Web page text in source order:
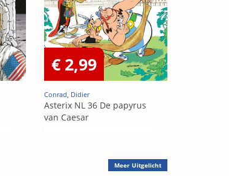
€ 2,99
Conrad, Didier
Asterix NL 36 De papyrus
van Caesar
Meer Uitgelicht